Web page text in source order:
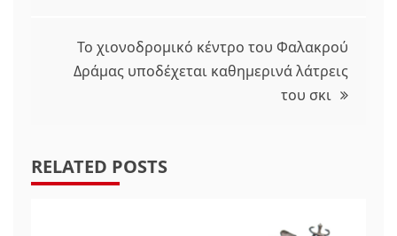
Το χιονοδρομικό κέντρο του Φαλακρού
Δράμας υποδέχεται καθημερινά λάτρεις
του σκι
RELATED POSTS